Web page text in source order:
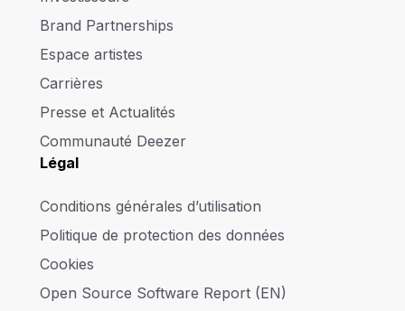
Brand Partnerships
Espace artistes
Carrières
Presse et Actualités
Communauté Deezer
Légal
Conditions générales d’utilisation
Politique de protection des données
Cookies
Open Source Software Report (EN)